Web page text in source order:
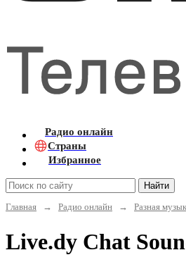
Радио онлайн
Страны
Избранное
Найти
Главная
→ Радио онлайн → Разная
Live.dy Chat